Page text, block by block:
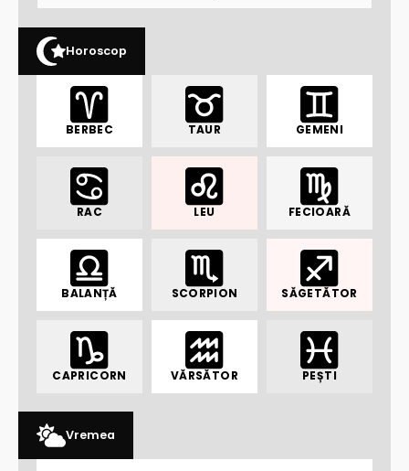
Horoscop
BERBEC TAUR GEMENI
RAC LEU FECIOARĂ
BALANȚĂ SCORPION SĂGETĂTOR
CAPRICORN VĂRSĂTOR PEȘTI
Vremea